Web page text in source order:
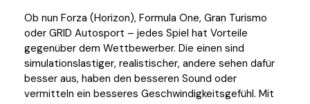
Ob nun Forza (Horizon), Formula One, Gran Turismo
oder GRID Autosport – jedes Spiel hat Vorteile
gegenüber dem Wettbewerber. Die einen sind
simulationslastiger, realistischer, andere sehen dafür
besser aus, haben den besseren Sound oder
vermitteln ein besseres Geschwindigkeitsgefühl. Mit